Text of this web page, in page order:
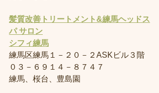
髪質改善トリートメント&練馬ヘッドス
パ サロン
シフィ練馬
練馬区練馬１－２０－２ASKビル３階
０３－６９１４－８７４７
練馬、桜台、豊島園